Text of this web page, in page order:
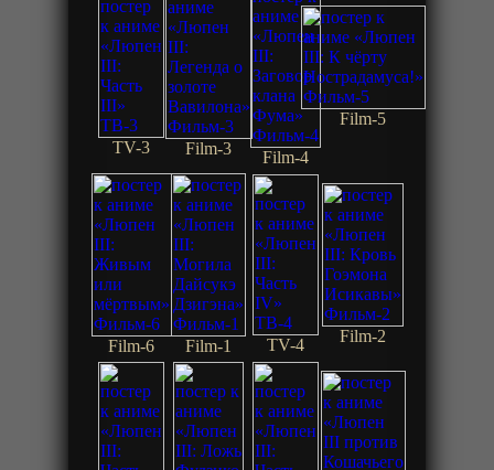
TV-3 Film-3 Film-4
Film-5
Film-6 Film-1 TV-4 Film-2